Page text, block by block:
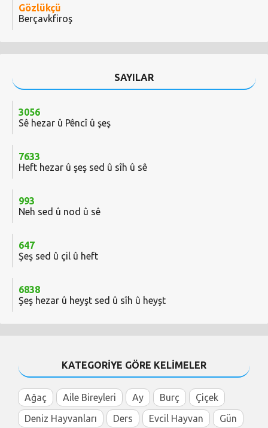
Gözlükçü
Berçavkfiroş
SAYILAR
3056
Sê hezar û Pêncî û şeş
7633
Heft hezar û şeş sed û sîh û sê
993
Neh sed û nod û sê
647
Şeş sed û çil û heft
6838
Şeş hezar û heyşt sed û sîh û heyşt
KATEGORİYE GÖRE KELİMELER
Ağaç Aile Bireyleri Ay Burç
Çiçek
Deniz Hayvanları
Ders Evcil Hayvan
Gün